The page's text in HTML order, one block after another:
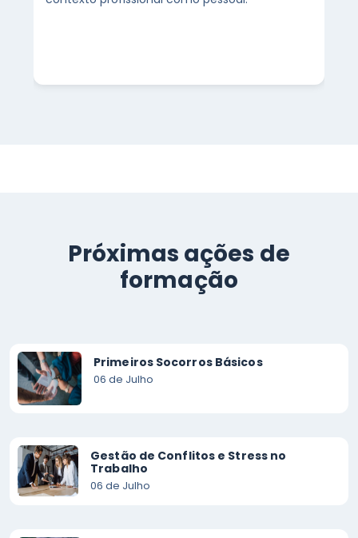
Próximas ações de
formação
Primeiros Socorros Básicos
06 de Julho
Gestão de Conflitos e Stress no
Trabalho
06 de Julho